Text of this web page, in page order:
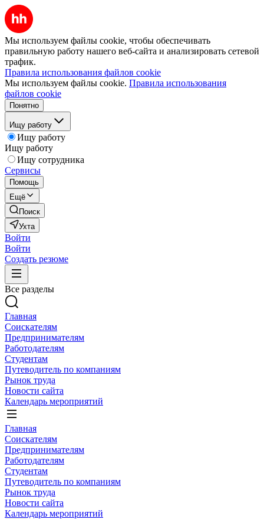
Мы используем файлы cookie, чтобы обеспечивать
правильную работу нашего веб-сайта и анализировать сетевой
трафик.
Правила использования файлов cookie
Мы используем файлы cookie. Правила использования
файлов cookie
Понятно
Ищу работу
Ищу работу
Ищу работу
Ищу сотрудника
Сервисы
Помощь
Ещё
Поиск
Ухта
Войти
Войти
Создать резюме
Все разделы
Главная
Соискателям
Предпринимателям
Работодателям
Студентам
Путеводитель по компаниям
Рынок труда
Новости сайта
Календарь мероприятий
Главная
Соискателям
Предпринимателям
Работодателям
Студентам
Путеводитель по компаниям
Рынок труда
Новости сайта
Календарь мероприятий